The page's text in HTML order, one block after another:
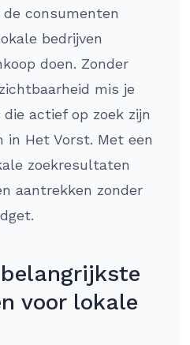
de consumenten
bedrijven
doen. Zonder
mis je
actief op zoek zijn
in Het Vorst. Met een
zoekresultaten
aantrekken zonder
voor lokale